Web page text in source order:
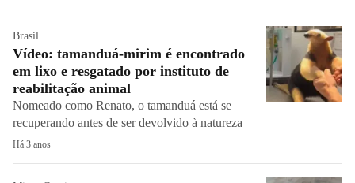
Brasil
Vídeo: tamanduá-mirim é encontrado
em lixo e resgatado por instituto de
reabilitação animal
Nomeado como Renato, o tamanduá está se
recuperando antes de ser devolvido à natureza
Há 3 anos